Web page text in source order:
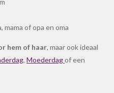
mama of opa en oma
hem of haar, maar ook ideaal
, Moederdagof een